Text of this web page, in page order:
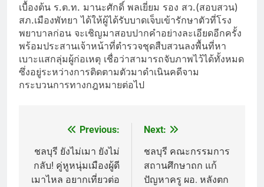
เบื้องต้น ร.ต.ท. มานะศักดิ์ พลเยี่ยม รอง สว.(สอบสวน)
สภ.เมืองพัทยา ได้ให้ผู้ได้รับบาดเจ็บเข้ารักษาตัวที่โรง
พยาบาลก่อน จะเชิญมาสอบปากคำอย่างละเอียดอีกครั้ง
พร้อมประสานเจ้าหน้าที่ตำรวจชุดสืบสวนลงพื้นที่หา
เบาะแสกลุ่มผู้ก่อเหตุ เชื่อว่าสามารถจับภาพไว้ได้ทั้งหมด
ซึ่งอยู่ระหว่างการติดตามตัวมาดำเนินคดีจาม
กระบวนการทางกฎหมายต่อไป
navigation
Previous:
ชลบุรี ยังไม่เมา ยังไม่
กลับ! คู่หูหนุ่มเมืองผู้ดี
เมาไหล อยากเที่ยวต่อ
Next:
ชลบุรี คณะกรรมการ
สถานศึกษาถก แก้
ปัญหาครู ผอ. หลังตก